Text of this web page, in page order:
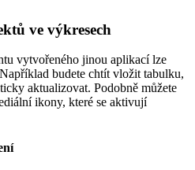
ve výkresech
vytvořeného jinou aplikací lze
budete chtít vložit tabulku,
aktualizovat. Podobně můžete
ikony, které se aktivují